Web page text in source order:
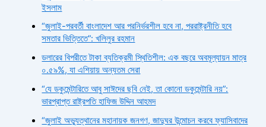
ইসলাম
“জুলাই-পরবর্তী বাংলাদেশ আর পরনির্ভরশীল হবে না, পররাষ্ট্রনীতি হবে
সমতার ভিত্তিতে”: খলিলুর রহমান
ডলারের বিপরীতে টাকা ব্যতিক্রমী স্থিতিশীল: এক বছরে অবমূল্যায়ন মাত্র
০.৫৯%, যা এশিয়ায় অন্যতম সেরা
“যে ডকুমেন্টারিতে আবু সাঈদের ছবি নেই, তা কোনো ডকুমেন্টারি নয়”:
ভারপ্রাপ্ত রাষ্ট্রপতি হাফিজ উদ্দিন আহমদ
“জুলাই অভ্যুত্থানের মহানায়ক জনগণ, জাদুঘর উন্মোচন করবে ফ্যাসিবাদের